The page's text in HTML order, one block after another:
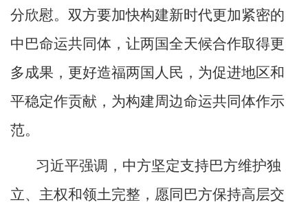
分欣慰。双方要加快构建新时代更加紧密的
中巴命运共同体，让两国全天候合作取得更
多成果，更好造福两国人民，为促进地区和
平稳定作贡献，为构建周边命运共同体作示
范。
习近平强调，中方坚定支持巴方维护独
立、主权和领土完整，愿同巴方保持高层交